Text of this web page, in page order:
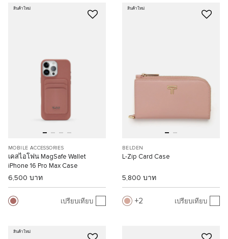
สินค้าใหม่
MOBILE ACCESSORIES
เคสไอโฟน MagSafe Wallet
iPhone 16 Pro Max Case
6,500 บาท
เปรียบเทียบ
สินค้าใหม่
BELDEN
L-Zip Card Case
5,800 บาท
2 เปรียบเทียบ
สินค้าใหม่